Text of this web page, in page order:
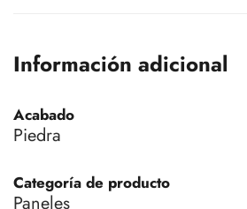
Información adicional
Acabado
Piedra
Categoría de producto
Paneles